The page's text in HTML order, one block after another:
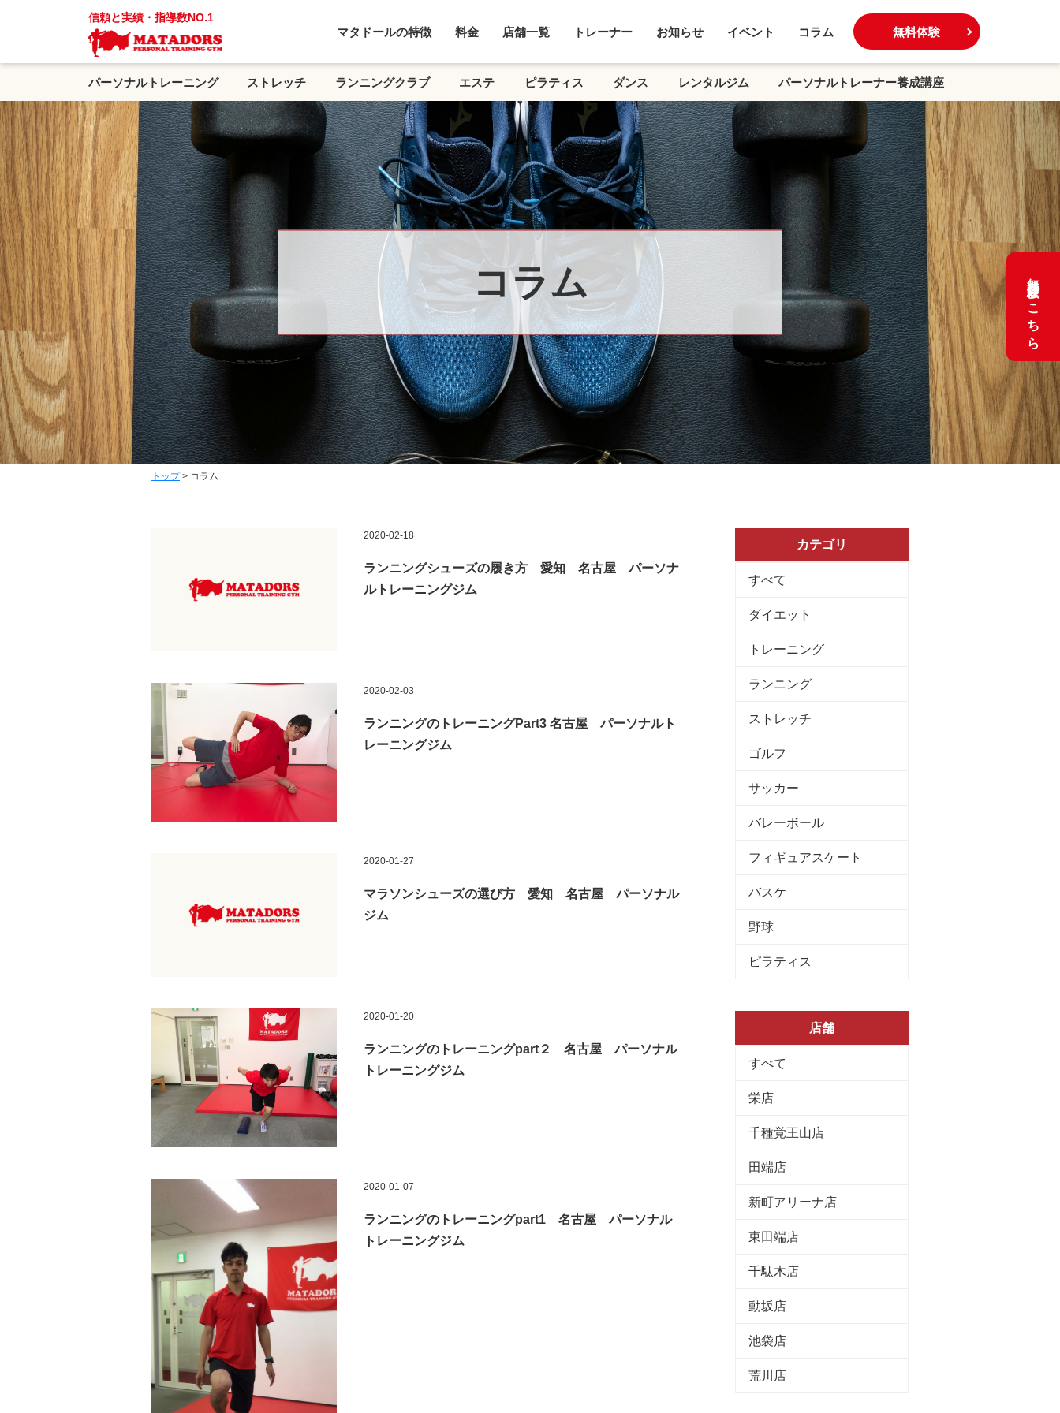
信頼と実績・指導数NO.1
マタドールの特徴 料金 店舗一覧 トレーナー お知らせ イベント コラム 無料体験
パーソナルトレーニング ストレッチ ランニングクラブ エステ ピラティス ダンス レンタルジム パーソナルトレーナー養成講座
無料体験はこちら
コラム
トップ> コラム
2020-02-18
ランニングシューズの履き方 愛知 名古屋 パーソナ
ルトレーニングジム
2020-02-03
ランニングのトレーニングPart3 名古屋 パーソナルト
レーニングジム
2020-01-27
マラソンシューズの選び方 愛知 名古屋 パーソナル
ジム
2020-01-20
ランニングのトレーニングpart２ 名古屋 パーソナル
トレーニングジム
2020-01-07
ランニングのトレーニングpart1 名古屋 パーソナル
トレーニングジム
カテゴリ
すべて
ダイエット
トレーニング
ランニング
ストレッチ
ゴルフ
サッカー
バレーボール
フィギュアスケート
バスケ
野球
ピラティス
店舗
すべて
栄店
千種覚王山店
田端店
新町アリーナ店
東田端店
千駄木店
動坂店
池袋店
荒川店